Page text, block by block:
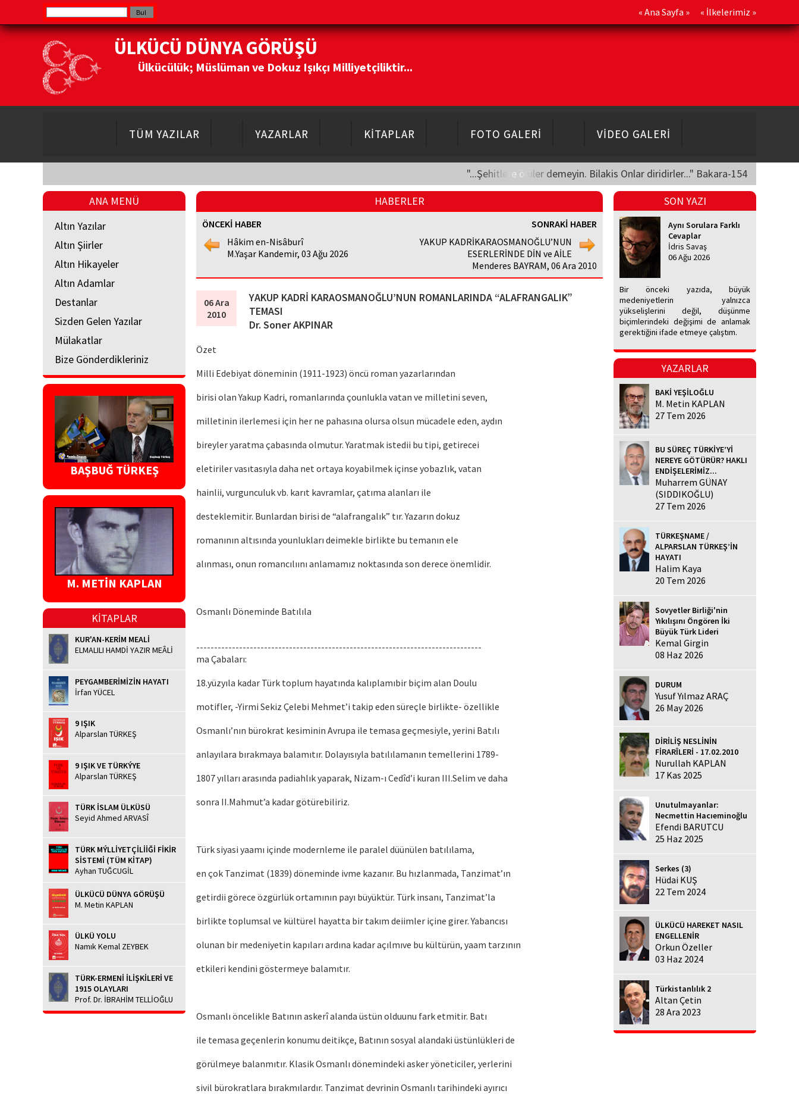
« Ana Sayfa » « İlkelerimiz »
ÜLKÜCÜ DÜNYA GÖRÜŞÜ
Ülkücülük; Müslüman ve Dokuz Işıkçı Milliyetçiliktir...
TÜM YAZILAR YAZARLAR KİTAPLAR FOTO GALERİ VİDEO GALERİ
"...Şehitlere ölüler demeyin. Bilakis Onlar diridirler..." Bakara-154
ANA MENÜ
Altın Yazılar
Altın Şiirler
Altın Hikayeler
Altın Adamlar
Destanlar
Sizden Gelen Yazılar
Mülakatlar
Bize Gönderdikleriniz
BAŞBUĞ TÜRKEŞ
M. METİN KAPLAN
KİTAPLAR
KUR'AN-KERİM MEALİ
ELMALILI HAMDİ YAZIR MEÂLİ
PEYGAMBERİMİZİN HAYATI
İrfan YÜCEL
9 IŞIK
Alparslan TÜRKEŞ
9 IŞIK VE TÜRKÝYE
Alparslan TÜRKEŞ
TÜRK İSLAM ÜLKÜSÜ
Seyid Ahmed ARVASÎ
TÜRK MÝLLİYETÇİLİİĞİ FİKİR
SİSTEMİ (TÜM KİTAP)
Ayhan TUĞCUGİL
ÜLKÜCÜ DÜNYA GÖRÜŞÜ
M. Metin KAPLAN
ÜLKÜ YOLU
Namık Kemal ZEYBEK
TÜRK-ERMENİ İLİŞKİLERİ VE
1915 OLAYLARI
Prof. Dr. İBRAHİM TELLİOĞLU
HABERLER
ÖNCEKİ HABER
Hâkim en-Nisâburî
M.Yaşar Kandemir, 03 Ağu 2026
SONRAKİ HABER
YAKUP KADRİKARAOSMANOĞLU’NUN
ESERLERİNDE DİN ve AİLE
Menderes BAYRAM, 06 Ara 2010
06 Ara
2010
YAKUP KADRİ KARAOSMANOĞLU’NUN ROMANLARINDA “ALAFRANGALIK”
TEMASI
Dr. Soner AKPINAR
Özet
Milli Edebiyat döneminin (1911-1923) öncü roman yazarlarından
birisi olan Yakup Kadri, romanlarında çounlukla vatan ve milletini seven,
milletinin ilerlemesi için her ne pahasına olursa olsun mücadele eden, aydın
bireyler yaratma çabasında olmutur. Yaratmak istedii bu tipi, getirecei
eletiriler vasıtasıyla daha net ortaya koyabilmek içinse yobazlık, vatan
hainlii, vurgunculuk vb. karıt kavramlar, çatıma alanları ile
desteklemitir. Bunlardan birisi de “alafrangalık” tır. Yazarın dokuz
romanının altısında younlukları deimekle birlikte bu temanın ele
alınması, onun romancılıını anlamamız noktasında son derece önemlidir.
Osmanlı Döneminde Batılıla
--------------------------------------------------------------------------------
ma Çabaları:
18.yüzyıla kadar Türk toplum hayatında kalıplamıbir biçim alan Doulu
motifler, -Yirmi Sekiz Çelebi Mehmet’i takip eden süreçle birlikte- özellikle
Osmanlı’nın bürokrat kesiminin Avrupa ile temasa geçmesiyle, yerini Batılı
anlayılara bırakmaya balamıtır. Dolayısıyla batılılamanın temellerini 1789-
1807 yılları arasında padiahlık yaparak, Nizam-ı Cedîd’i kuran III.Selim ve daha
sonra II.Mahmut’a kadar götürebiliriz.
Türk siyasi yaamı içinde modernleme ile paralel düünülen batılılama,
en çok Tanzimat (1839) döneminde ivme kazanır. Bu hızlanmada, Tanzimat’ın
getirdii görece özgürlük ortamının payı büyüktür. Türk insanı, Tanzimat’la
birlikte toplumsal ve kültürel hayatta bir takım deiimler içine girer. Yabancısı
olunan bir medeniyetin kapıları ardına kadar açılmıve bu kültürün, yaam tarzının
etkileri kendini göstermeye balamıtır.
Osmanlı öncelikle Batının askerî alanda üstün olduunu fark etmitir. Batı
ile temasa geçenlerin konumu deitikçe, Batının sosyal alandaki üstünlükleri de
görülmeye balanmıtır. Klasik Osmanlı dönemindeki asker yöneticiler, yerlerini
sivil bürokratlara bırakmılardır. Tanzimat devrinin Osmanlı tarihindeki ayırıcı
SON YAZI
Aynı Sorulara Farklı
Cevaplar
İdris Savaş
06 Ağu 2026
Bir önceki yazıda, büyük
medeniyetlerin yalnızca
yükselişlerini değil, düşünme
biçimlerindeki değişimi de anlamak
gerektiğini ifade etmeye çalıştım.
YAZARLAR
BAKİ YEŞİLOĞLU
M. Metin KAPLAN
27 Tem 2026
BU SÜREÇ TÜRKİYE’Yİ
NEREYE GÖTÜRÜR? HAKLI
ENDİŞELERİMİZ...
Muharrem GÜNAY
(SIDDIKOĞLU)
27 Tem 2026
TÜRKEŞNAME /
ALPARSLAN TÜRKEŞ’İN
HAYATI
Halim Kaya
20 Tem 2026
Sovyetler Birliği'nin
Yıkılışını Öngören İki
Büyük Türk Lideri
Kemal Girgin
08 Haz 2026
DURUM
Yusuf Yılmaz ARAÇ
26 May 2026
DİRİLİŞ NESLİNİN
FİRARÎLERİ - 17.02.2010
Nurullah KAPLAN
17 Kas 2025
Unutulmayanlar:
Necmettin Hacıeminoğlu
Efendi BARUTCU
25 Haz 2025
Serkes (3)
Hüdai KUŞ
22 Tem 2024
ÜLKÜCÜ HAREKET NASIL
ENGELLENİR
Orkun Özeller
03 Haz 2024
Türkistanlılık 2
Altan Çetin
28 Ara 2023